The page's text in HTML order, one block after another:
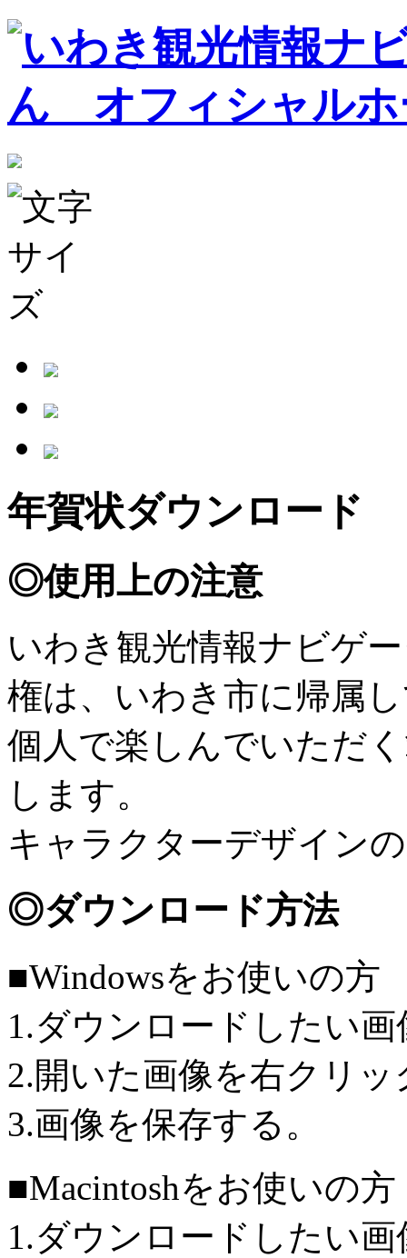
年賀状ダウンロード
◎使用上の注意
いわき観光情報ナビゲ
権は、いわき市に帰属
個人で楽しんでいただ
します。
キャラクターデザイン
◎ダウンロード方法
■Windowsをお使いの方
1.ダウンロードしたい
2.開いた画像を右クリッ
3.画像を保存する。
■Macintoshをお使いの方
1.ダウンロードしたい